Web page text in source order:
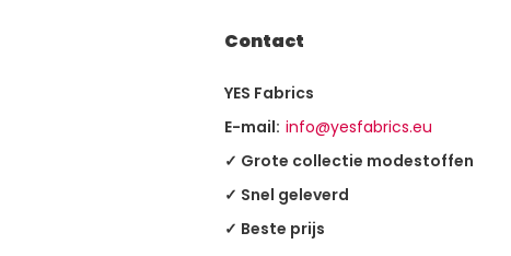
Contact
YES Fabrics
E-mail: info@yesfabrics.eu
✓ Grote collectie modestoffen
✓ Snel geleverd
✓ Beste prijs